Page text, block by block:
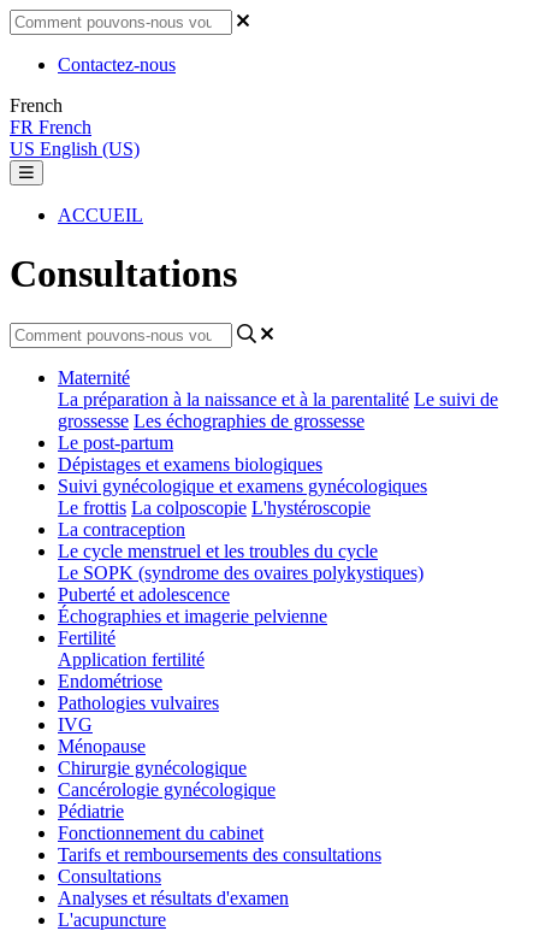
Contactez-nous
French
FR French
US English (US)
ACCUEIL
Consultations
Maternité
La préparation à la naissance et à la parentalité Le suivi de
grossesse Les échographies de grossesse
Le post-partum
Dépistages et examens biologiques
Suivi gynécologique et examens gynécologiques
Le frottis La colposcopie L'hystéroscopie
La contraception
Le cycle menstruel et les troubles du cycle
Le SOPK (syndrome des ovaires polykystiques)
Puberté et adolescence
Échographies et imagerie pelvienne
Fertilité
Application fertilité
Endométriose
Pathologies vulvaires
IVG
Ménopause
Chirurgie gynécologique
Cancérologie gynécologique
Pédiatrie
Fonctionnement du cabinet
Tarifs et remboursements des consultations
Consultations
Analyses et résultats d'examen
L'acupuncture